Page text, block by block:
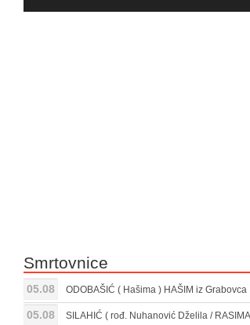
Smrtovnice
05.08 ODOBAŠIĆ ( Hašima ) HAŠIM iz Grabovca
05.08 SILAHIĆ ( rođ. Nuhanović Dželila /